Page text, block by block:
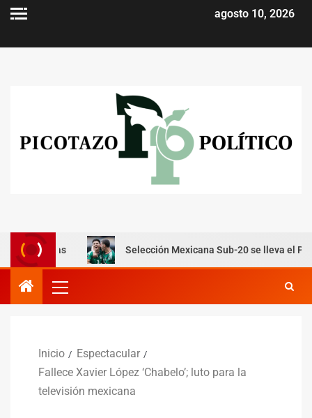
agosto 10, 2026
Selección Mexicana Sub-20 se lleva el Premundial
Inicio
Espectacular
Fallece Xavier López ‘Chabelo’; luto para la
televisión mexicana